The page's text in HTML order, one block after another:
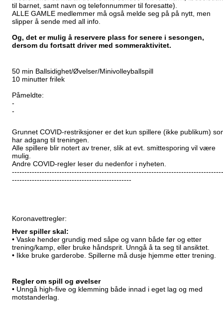
til barnet, samt navn og telefonnummer til foresatte).
ALLE GAMLE medlemmer må også melde seg på på nytt, men
slipper å sende med all info.
Og, det er mulig å reservere plass for senere i sesongen,
dersom du fortsatt driver med sommeraktivitet.
50 min Ballsidighet/Øvelser/Minivolleyballspill
10 minutter frilek
Påmeldte:
-
-
Grunnet COVID-restriksjoner er det kun spillere (ikke publikum)
har adgang til treningen.
Alle spillere blir notert av trener, slik at evt. smittesporing vil være
mulig.
Andre COVID-regler leser du nedenfor i nyheten.
------------------------------------------------
Koronavettregler:
Hver spiller skal:
• Vaske hender grundig med såpe og vann både før og etter
trening/kamp, eller bruke håndsprit. Unngå å ta seg til ansiktet.
• Ikke bruke garderobe. Spillerne må dusje hjemme etter trening.
Regler om spill og øvelser
• Unngå high-five og klemming både innad i eget lag og med
motstanderlag.